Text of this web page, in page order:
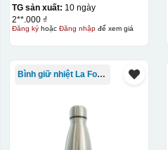
TG sản xuất: 10 ngày
2**.000 ₫
Đăng kýhoặc Đăng nhậpđể xem giá
Bình giữ nhiệt La Fonte